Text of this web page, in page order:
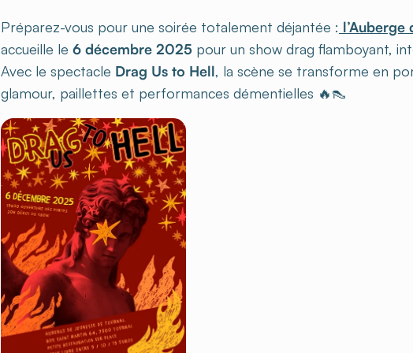
Préparez-vous pour une soirée totalement déjantée : l’Auberge
accueille le 6 décembre 2025 pour un show drag flamboyant,
Avec le spectacle Drag Us to Hell, la scène se transforme en
glamour, paillettes et performances démentielles 🔥👠